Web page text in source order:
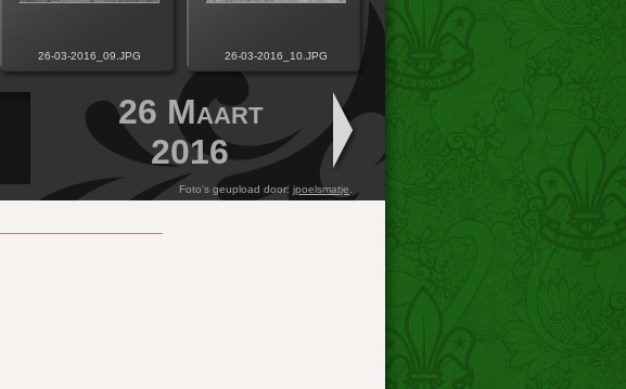
26-03-2016_09.JPG 26-03-2016_10.JPG
26 Maart
2016
Foto's geupload door: jpoelsmatje